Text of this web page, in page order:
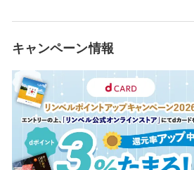
キャンペーン情報